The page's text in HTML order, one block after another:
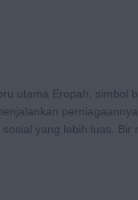
utama Eropah, simbol
yang lebih luas. Bir